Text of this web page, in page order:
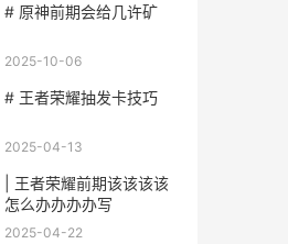
# 原神前期会给几许矿
2025-10-06
# 王者荣耀抽发卡技巧
2025-04-13
| 王者荣耀前期该该该该
怎么办办办办写
2025-04-22